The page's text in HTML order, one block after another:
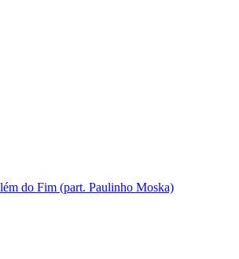
do Fim (part. Paulinho Moska)